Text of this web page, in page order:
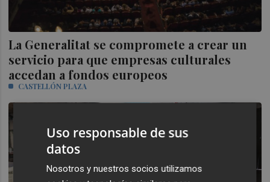
La Generalitat se compromete a crear un
servicio para que empresas culturales
accedan a fondos europeos
CASTELLÓN PLAZA
Uso responsable de sus
datos
Nosotros y nuestros socios utilizamos